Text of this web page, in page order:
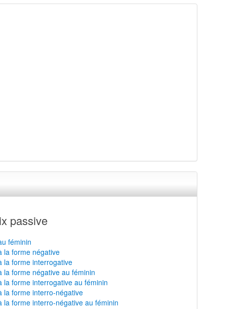
passive
féminin
la forme négative
la forme interrogative
la forme négative au féminin
la forme interrogative au féminin
la forme interro-négative
la forme interro-négative au féminin